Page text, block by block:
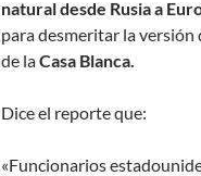
natural desde Rusia a
para desmeritar la versión
de laCasa Blanca.
Dice el reporte que:
«Funcionarios